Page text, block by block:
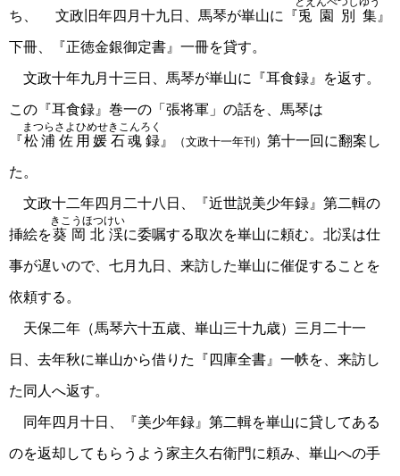
ち、 文政旧年四月十九日、馬琴が崋山に『兎園別集 』
下冊、『正徳金銀御定書』一冊を貸す。
文政十年九月十三日、馬琴が崋山に『耳食録』を返す。
この『耳食録』巻一の「張将軍」の話を、馬琴は
『松浦佐用媛石魂録
まつらさよひめせきこんろく
』 （文政十一年刊） 第十一回に翻案し
た。
文政十二年四月二十八日、『近世説美少年録』第二輯の
挿絵を葵岡北渓
きこうほつけい
に委嘱する取次を崋山に頼む。北渓は仕
事が遅いので、七月九日、来訪した崋山に催促することを
依頼する。
天保二年（馬琴六十五歳、崋山三十九歳）三月二十一
日、去年秋に崋山から借りた『四庫全書』一帙を、来訪し
た同人へ返す。
同年四月十日、『美少年録』第二輯を崋山に貸してある
のを返却してもらうよう家主久右衛門に頼み、崋山への手